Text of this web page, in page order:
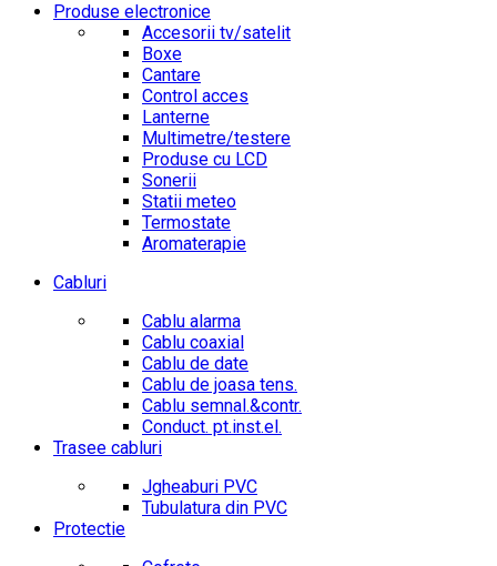
Produse electronice
Accesorii tv/satelit
Boxe
Cantare
Control acces
Lanterne
Multimetre/testere
Produse cu LCD
Sonerii
Statii meteo
Termostate
Aromaterapie
Cabluri
Cablu alarma
Cablu coaxial
Cablu de date
Cablu de joasa tens.
Cablu semnal.&contr.
Conduct. pt.inst.el.
Trasee cabluri
Jgheaburi PVC
Tubulatura din PVC
Protectie